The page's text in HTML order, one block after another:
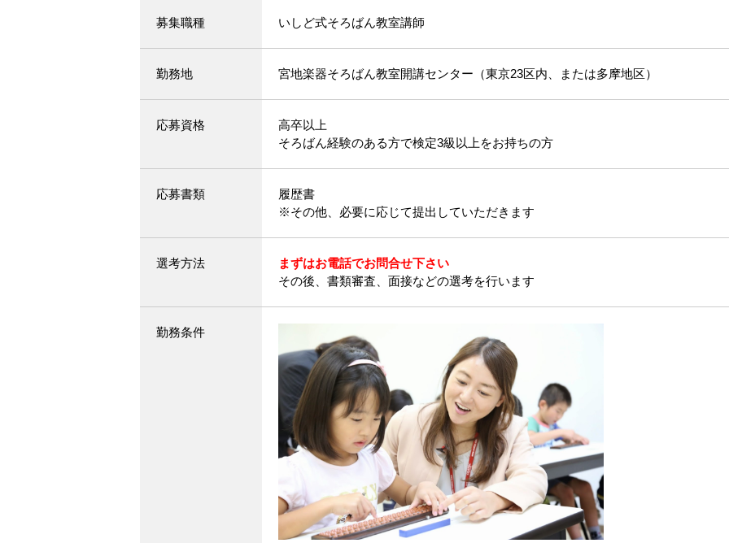
募集職種 いしど式そろばん教室講師
勤務地 宮地楽器そろばん教室開講センター（東京23区内、または多摩地区）
応募資格
高卒以上
そろばん経験のある方で検定3級以上をお持ちの方
応募書類
履歴書
※その他、必要に応じて提出していただきます
選考方法
まずはお電話でお問合せ下さい
その後、書類審査、面接などの選考を行います
勤務条件